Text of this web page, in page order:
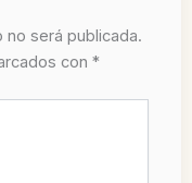
será publicada.
con *